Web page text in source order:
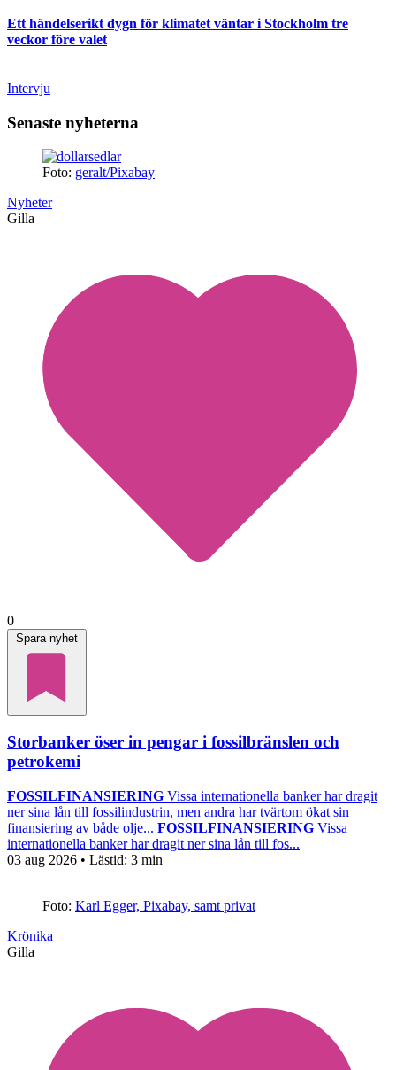
Ett händelserikt dygn för klimatet väntar i Stockholm tre
veckor före valet
Intervju
Senaste nyheterna
Foto: geralt/Pixabay
Nyheter
Gilla
0
Spara nyhet
Storbanker öser in pengar i fossilbränslen och
petrokemi
FOSSILFINANSIERING Vissa internationella banker har dragit
ner sina lån till fossilindustrin, men andra har tvärtom ökat sin
finansiering av både olje... FOSSILFINANSIERING Vissa
internationella banker har dragit ner sina lån till fos...
03 aug 2026 • Lästid: 3 min
Foto: Karl Egger, Pixabay, samt privat
Krönika
Gilla